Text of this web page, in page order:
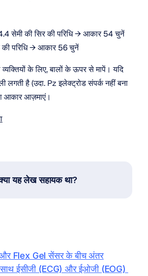
सेमी की सिर की परिधि → आकार 54 चुनें
की परिधि → आकार 56 चुनें
के लिए, बालों के ऊपर से मापें। यदि
लगती है (उदा. Pz इलेक्ट्रोड संपर्क नहीं बना
आकार आज़माएं।
यह लेख सहायक था?
Flex Gel सेंसर के बीच अंतर
ईसीजी (ECG) और ईओजी (EOG)